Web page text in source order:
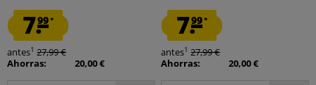
7.99*
antes1 27,99 €
Ahorras:
20,00 €
7.99*
antes1 27,99 €
Ahorras:
20,00 €